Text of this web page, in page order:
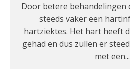
Door betere behandelingen
steeds vaker een
hartziektes. Het hart heeft
gehad en dus zullen er
met een...